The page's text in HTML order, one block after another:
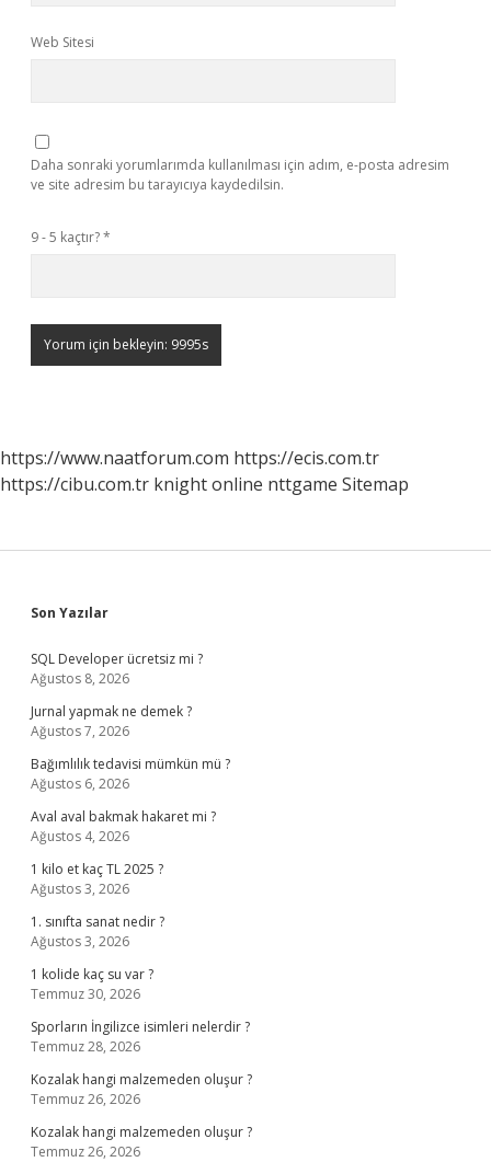
Web Sitesi
Daha sonraki yorumlarımda kullanılması için adım, e-posta adresim
ve site adresim bu tarayıcıya kaydedilsin.
9 - 5 kaçtır?*
https://www.naatforum.com https://ecis.com.tr
https://cibu.com.tr knight online nttgame Sitemap
Sidebar
Son Yazılar
SQL Developer ücretsiz mi ?
Ağustos 8, 2026
Jurnal yapmak ne demek ?
Ağustos 7, 2026
Bağımlılık tedavisi mümkün mü ?
Ağustos 6, 2026
Aval aval bakmak hakaret mi ?
Ağustos 4, 2026
1 kilo et kaç TL 2025 ?
Ağustos 3, 2026
1. sınıfta sanat nedir ?
Ağustos 3, 2026
1 kolide kaç su var ?
Temmuz 30, 2026
Sporların İngilizce isimleri nelerdir ?
Temmuz 28, 2026
Kozalak hangi malzemeden oluşur ?
Temmuz 26, 2026
Kozalak hangi malzemeden oluşur ?
Temmuz 26, 2026